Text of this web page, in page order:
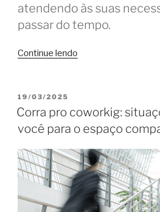
atendendo às suas
passar do tempo.
Continue lendo
a
coworking?”
PUBLICADO
EM
19/03/2025
Corra pro coworkig:
você para o espaço